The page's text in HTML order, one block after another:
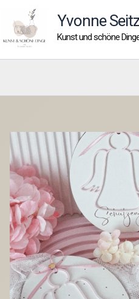
Inhalt
springen
Yvonne
Kunst und schöne